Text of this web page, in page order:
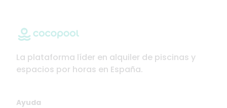
La plataforma líder en alquiler de piscinas y
espacios por horas en España.
Ayuda